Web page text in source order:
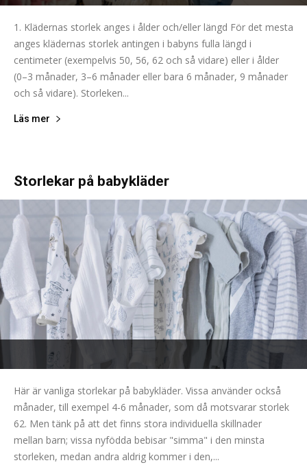
1. Klädernas storlek anges i ålder och/eller längd För det mesta
anges klädernas storlek antingen i babyns fulla längd i
centimeter (exempelvis 50, 56, 62 och så vidare) eller i ålder
(0–3 månader, 3–6 månader eller bara 6 månader, 9 månader
och så vidare). Storleken...
Läs mer
Storlekar på babykläder
Här är vanliga storlekar på babykläder. Vissa använder också
månader, till exempel 4-6 månader, som då motsvarar storlek
62. Men tänk på att det finns stora individuella skillnader
mellan barn; vissa nyfödda bebisar "simma" i den minsta
storleken, medan andra aldrig kommer i den,...